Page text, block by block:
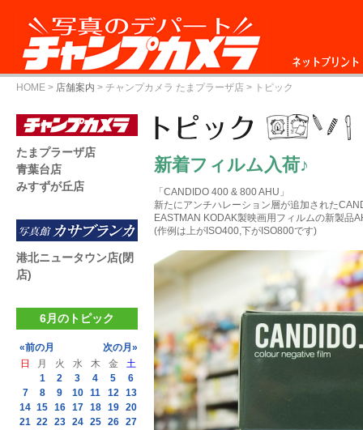
ネットプリント
HOME > 店舗案内 > チャンプカメラ たまプラーザ店 > トピック
新着フィルム入荷♪
「CANDIDO 400 & 800 AHU」
新たにアンチハレーション層が追加された
EASTMAN KODAK製映画用フィルムの新製品
(作例は上がISO400,下がISO800です)
たまプラーザ店
青葉台店
みすずが丘店
港北ニュータウン店(閉
店)
6月のトピック
«前の月
次の月»
日
月 火 水 木 金
土
1
2 3 4 5
6
7
8 9 10 11 12 13
14 15 16 17 18 19 20
21 22 23 24 25 26 27